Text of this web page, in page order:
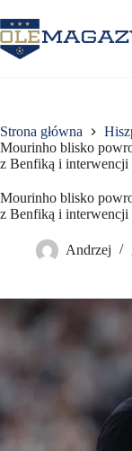
do
treści
Strona główna
Mourinho blisko
z Benfiką i interwencji
Mourinho blisko
z Benfiką i interwencji
Andrzej